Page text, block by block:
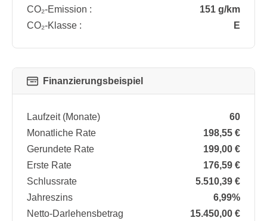
CO₂-Emission :
151 g/km
CO₂-Klasse :
E
Finanzierungsbeispiel
Laufzeit (Monate)
60
Monatliche Rate
198,55 €
Gerundete Rate
199,00 €
Erste Rate
176,59 €
Schlussrate
5.510,39 €
Jahreszins
6,99%
Netto-Darlehensbetrag
15.450,00 €